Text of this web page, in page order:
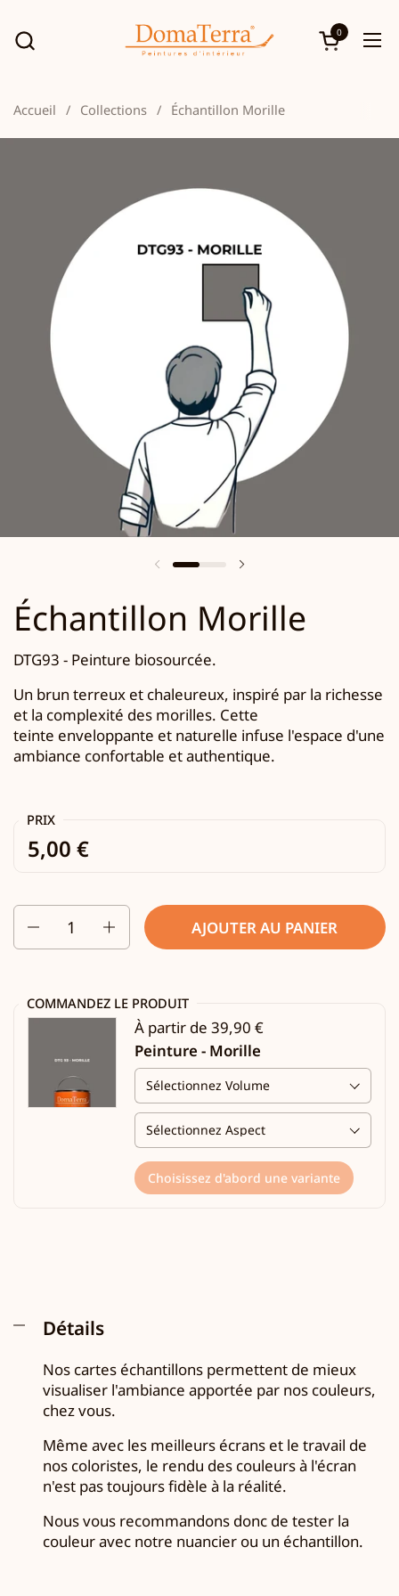
Ouvrir le
0
Accueil / Collections / Échantillon Morille
Échantillon Morille
DTG93 - Peinture biosourcée.
Un brun terreux et chaleureux, inspiré par la richesse
et la complexité des morilles. Cette
teinte enveloppante et naturelle infuse l'espace d'une
ambiance confortable et authentique.
PRIX
5,00 €
AJOUTER AU PANIER
COMMANDEZ LE PRODUIT
À partir de 39,90 €
Peinture - Morille
Choisissez d'abord une variante
Détails
Nos cartes échantillons permettent de mieux
visualiser l'ambiance apportée par nos couleurs,
chez vous.
Même avec les meilleurs écrans et le travail de
nos coloristes, le rendu des couleurs à l'écran
n'est pas toujours fidèle à la réalité.
Nous vous recommandons donc de tester la
couleur avec notre nuancier ou un échantillon.